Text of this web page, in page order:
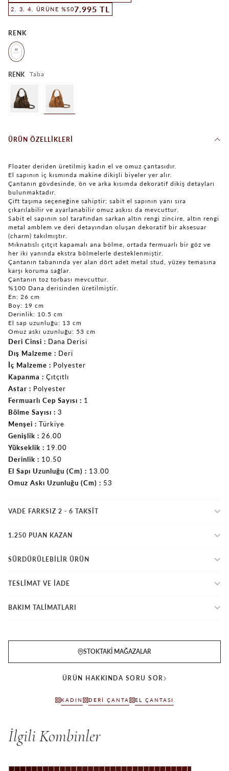
2. 3. 4. ÜRÜNE %507.995 TL
RENK
RENK Taba
ÜRÜN ÖZELLIKLERI
Floater deriden üretilmiş kadın el ve omuz çantasıdır.
El sapının iç kısmında makine dikişli biyeler yer alır.
Çantanın gövdesinde, ön ve arka kısımda dekoratif dikiş detayları
bulunmaktadır.
Çift taşıma seçeneğine sahiptir; sabit el sapının yanı sıra
çıkarılabilir ve ayarlanabilir omuz askısı da mevcuttur.
Sabit el sapının sol tarafından sarkan altın rengi zincire, altın rengi
metal amblem ve deri detayından oluşan dekoratif bir aksesuar
(charm) takılmıştır.
Mıknatıslı çıtçıt kapamalı ana bölme, ortada fermuarlı bir göz ve
her iki yanında ekstra bölmelerle desteklenmiştir.
Çantanın tabanında yer alan dört adet metal stud, yüzey temasına
karşı koruma sağlar.
Çantanın toz torbası mevcuttur.
%100 Dana derisinden üretilmiştir.
En: 26 cm
Boy: 19 cm
Derinlik: 10.5 cm
El sap uzunluğu: 13 cm
Omuz askı uzunluğu: 53 cm
Deri Cinsi
Dana Derisi
Dış Malzeme
Deri
İç Malzeme
Polyester
Kapanma
Çıtçıtlı
Astar
Polyester
Fermuarlı Cep Sayısı
1
Bölme Sayısı
3
Menşei
Türkiye
Genişlik
26.00
Yükseklik
19.00
Derinlik
10.50
El Sapı Uzunluğu (Cm)
13.00
Omuz Askı Uzunluğu (Cm)
53
VADE FARKSIZ 2 - 6 TAKSIT
1.250 PUAN KAZAN
SÜRDÜRÜLEBİLİR ÜRÜN
TESLİMAT VE İADE
BAKIM TALİMATLARI
STOKTAKI MAĞAZALAR
ÜRÜN HAKKINDA SORU SOR
KADIN DERI ÇANTA EL ÇANTASI
İlgili Kombinler